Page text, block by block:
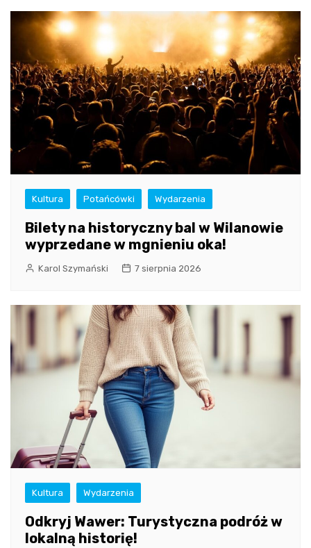
Kultura Potańcówki Wydarzenia
Bilety na historyczny bal w Wilanowie
wyprzedane w mgnieniu oka!
Karol Szymański 7 sierpnia 2026
Kultura Wydarzenia
Odkryj Wawer: Turystyczna podróż w
lokalną historię!